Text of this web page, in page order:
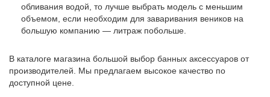
обливания водой, то лучше выбрать модель с меньшим
объемом, если необходим для заваривания веников на
большую компанию — литраж побольше.
В каталоге магазина большой выбор банных аксессуаров от
производителей. Мы предлагаем высокое качество по
доступной цене.